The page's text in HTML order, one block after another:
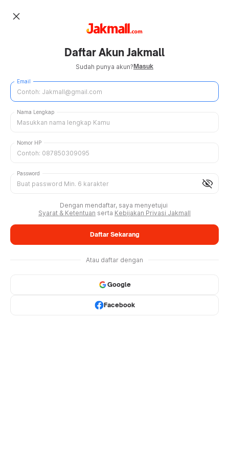
close
Daftar Akun Jakmall
Sudah punya akun?Masuk
Email
Nama Lengkap
Nomor HP
visibility_off
Password
Dengan mendaftar, saya menyetujui
Syarat & Ketentuan serta Kebijakan Privasi Jakmall
Daftar Sekarang
Atau daftar dengan
Google
Facebook